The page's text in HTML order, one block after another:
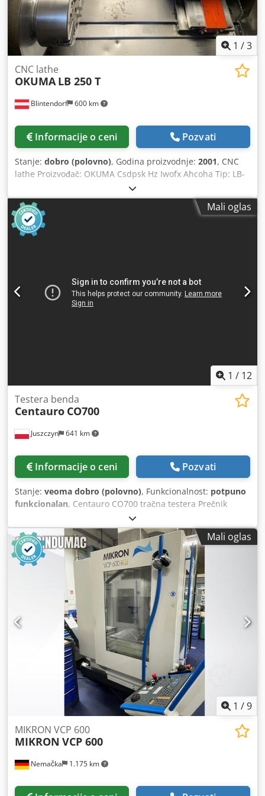
1 /3
Blintendorf 600 km
CNC lathe
OKUMA LB 250 T
Informacije o ceni Pozvati
Stanje: dobro (polovno), Godina proizvodnje: 2001, CNC
lathe Proizvođač: OKUMA Csdpsk Hz Iwofx Ahcoha Tip: LB-
250T Model: OSP-U10L GODINA PROIZVODNJE: 2001 CNC
lathe sa 2 osovine sa učitavanje robota Opis firme: X-Z
lathe sa dve ose za kratke radne radove i sa robotizovanim
časopisom za rad X-OSa: 180 mm Z-OSa: 325 mm Spindl:
4500 1/min Rashladni sistem i pokretni prenos čipova
Mali oglas
1 / 12
Juszczyn 641 km
Testera benda
Centauro CO700
Informacije o ceni Pozvati
Stanje: veoma dobro (polovno), Funkcionalnost: potpuno
funkcionalan, Centauro CO700 tračna testera Prečnik
točkova testere 700mm Maks. visina sečenja 460mm
Chedpfjvyp I Sex Ahcja Maks. širina sečenja 680mm Mak.
širina trake 40×0.6mm Snaga motora 3kv OBRTAJA. točkovi
736r.p.m CE sertifikovan Godina proizvodnje 1997
Mali oglas
1 /9
Nemačka 1.175 km
MIKRON VCP 600
MIKRON VCP 600